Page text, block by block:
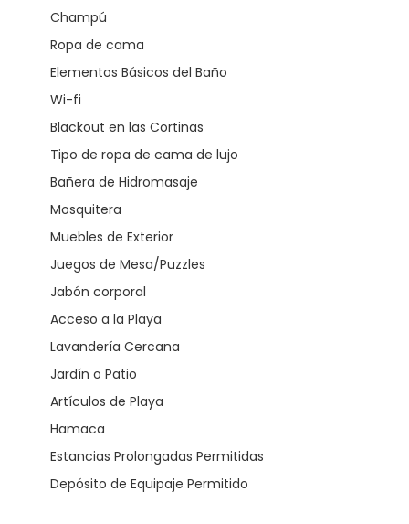
Champú
Ropa de cama
Elementos Básicos del Baño
Wi-fi
Blackout en las Cortinas
Tipo de ropa de cama de lujo
Bañera de Hidromasaje
Mosquitera
Muebles de Exterior
Juegos de Mesa/Puzzles
Jabón corporal
Acceso a la Playa
Lavandería Cercana
Jardín o Patio
Artículos de Playa
Hamaca
Estancias Prolongadas Permitidas
Depósito de Equipaje Permitido